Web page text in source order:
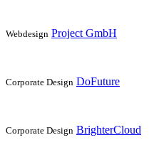
Webdesign Project GmbH
Corporate Design DoFuture
Corporate Design BrighterCloud